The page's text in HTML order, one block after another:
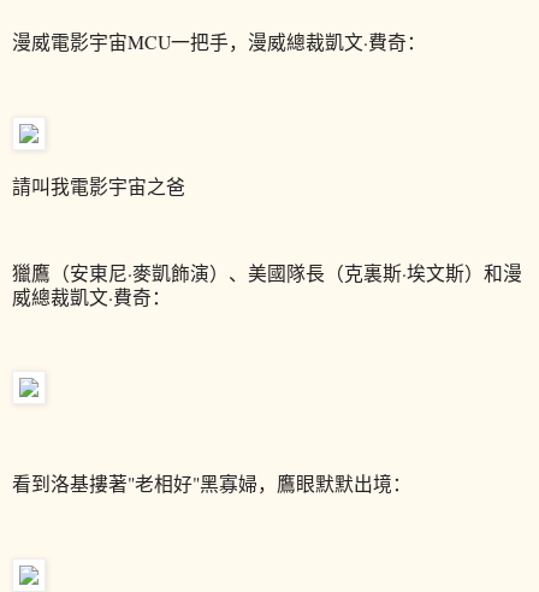
漫威電影宇宙MCU一把手，漫威總裁凱文·費奇：
請叫我電影宇宙之爸
獵鷹（安東尼·麥凱飾演）、美國隊長（克裏斯·埃文斯）和漫
威總裁凱文·費奇：
看到洛基摟著"老相好"黑寡婦，鷹眼默默出境：